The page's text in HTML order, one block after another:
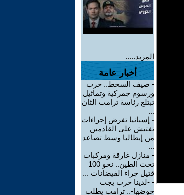
المزيد.....
أخبار عامة
- صيف السخط.. حرب
ورسوم جمركية وتماثيل
تبتلع رئاسة ترامب الثان
...
- إسبانيا تفرض إجراءات
تفتيش على القادمين
من إيطاليا وسط تصاعد
...
- منازل غارقة ومركبات
تحت الطين.. نحو 100
قتيل جراء الفيضانات ...
- -لدينا حرب يجب
خوضها-.. ترامب يطلب